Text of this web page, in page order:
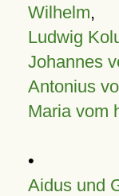
Wilhelm,
Ludwig
Johannes
Antonius
Maria vom
•
Aidus und